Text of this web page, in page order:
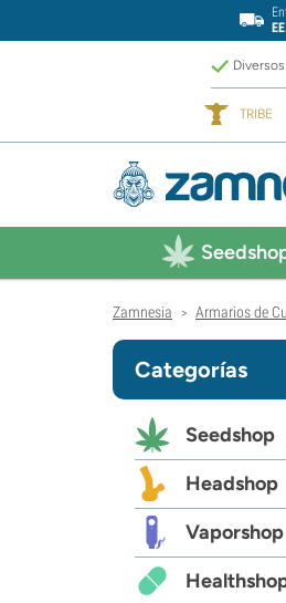
TRIBE
Zamnesia > Armarios de
Categorías
Seedshop
Headshop
Vaporshop